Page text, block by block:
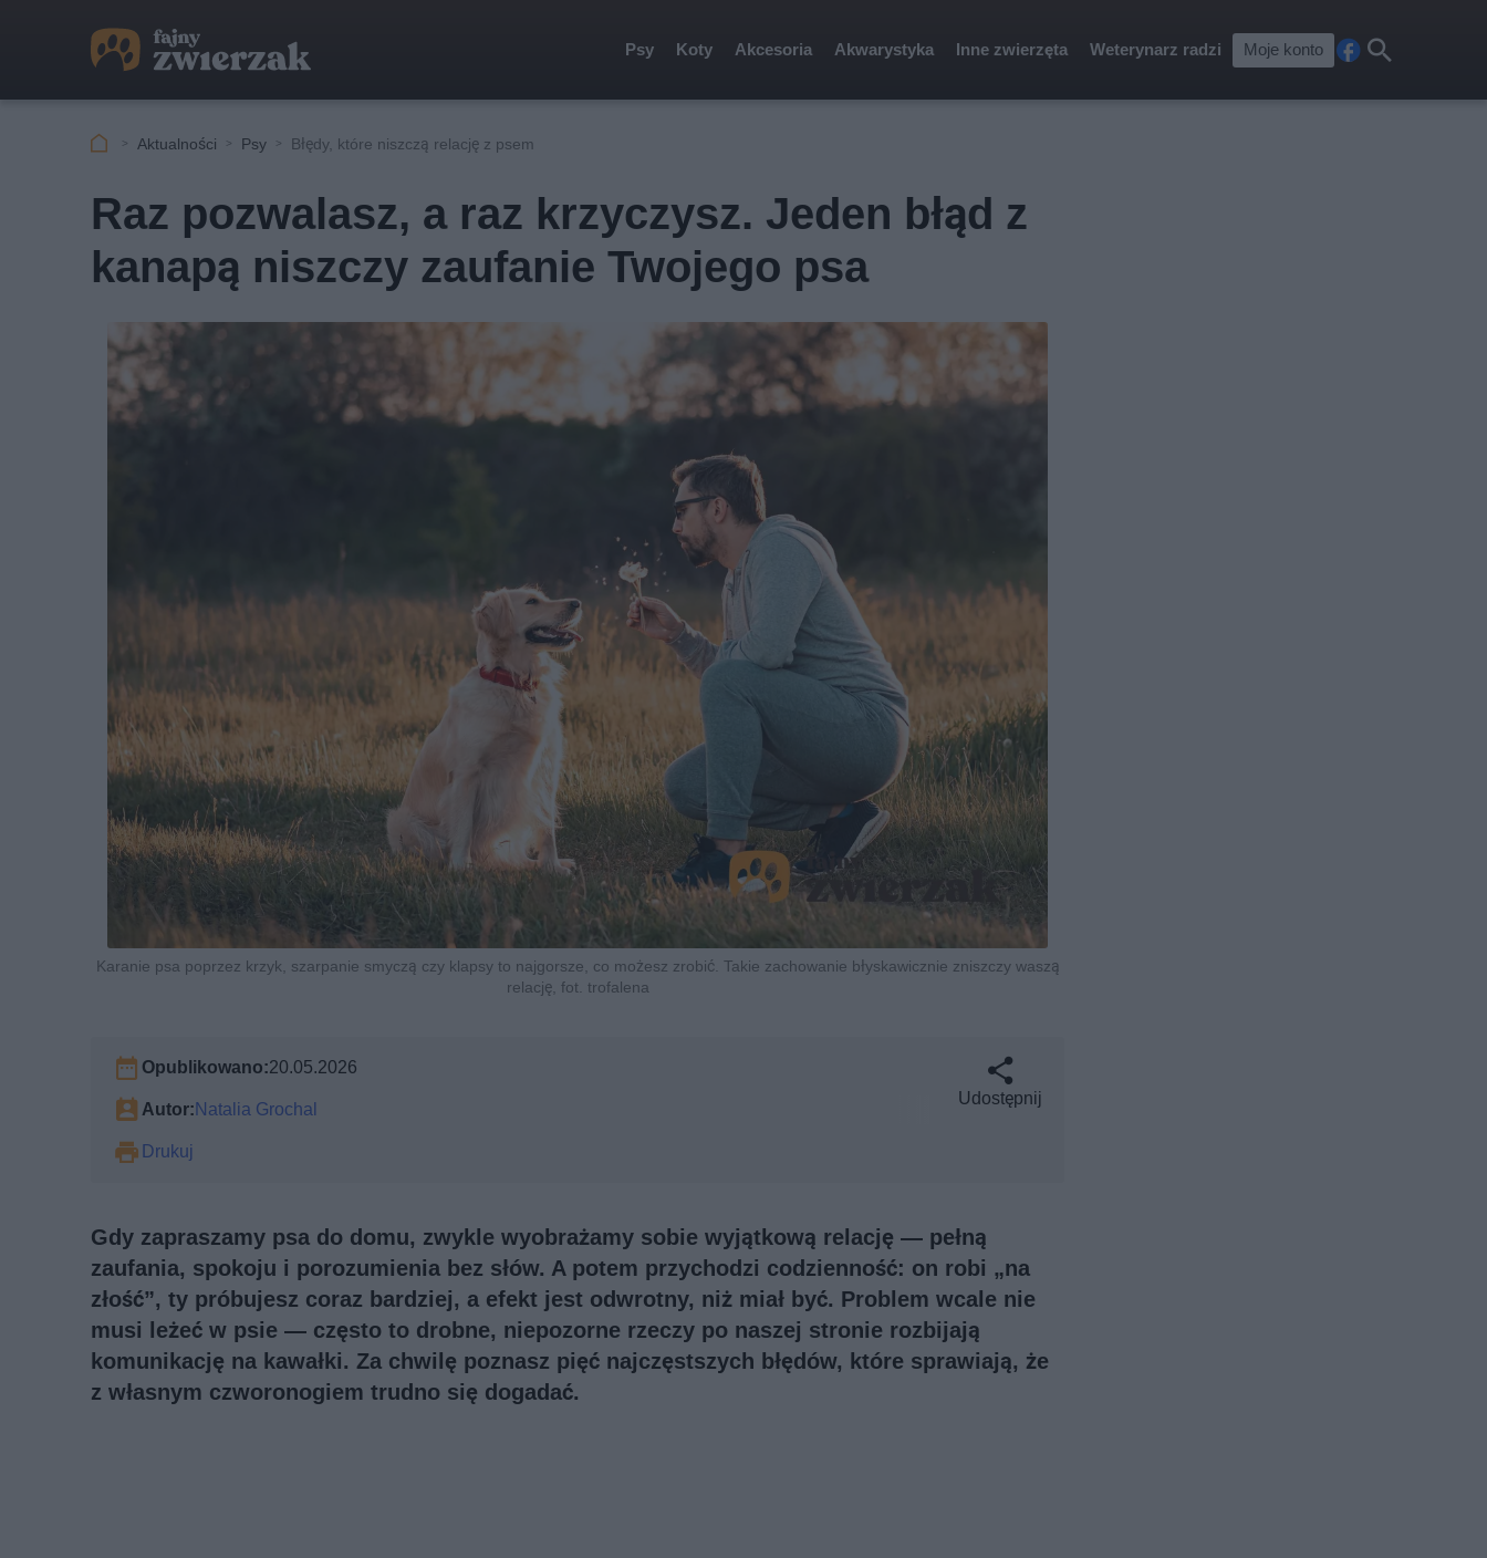
Psy Koty Akcesoria Akwarystyka Inne zwierzęta Weterynarz radzi Moje konto
cebkaj
Aktualności Psy Błędy, które niszczą relację z psem
Raz pozwalasz, a raz krzyczysz. Jeden błąd z
kanapą niszczy zaufanie Twojego psa
Karanie psa poprzez krzyk, szarpanie smyczą czy klapsy to najgorsze, co możesz zrobić. Takie zachowanie błyskawicznie zniszczy waszą
relację, fot. trofalena
Opublikowano:20.05.2026
Autor:Natalia Grochal
Drukuj
Udostępnij
Gdy zapraszamy psa do domu, zwykle wyobrażamy sobie wyjątkową relację — pełną
zaufania, spokoju i porozumienia bez słów. A potem przychodzi codzienność: on robi „na
złość”, ty próbujesz coraz bardziej, a efekt jest odwrotny, niż miał być. Problem wcale nie
musi leżeć w psie — często to drobne, niepozorne rzeczy po naszej stronie rozbijają
komunikację na kawałki. Za chwilę poznasz pięć najczęstszych błędów, które sprawiają, że
z własnym czworonogiem trudno się dogadać.